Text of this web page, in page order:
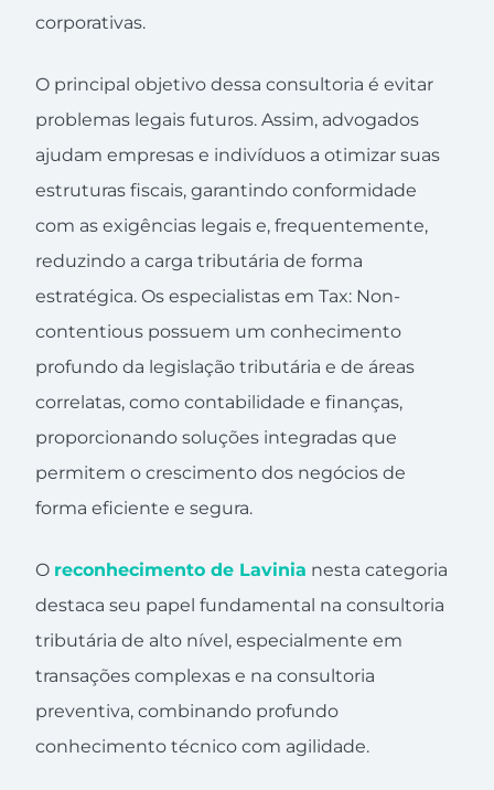
corporativas.
O principal objetivo dessa consultoria é evitar
problemas legais futuros. Assim, advogados
ajudam empresas e indivíduos a otimizar suas
estruturas fiscais, garantindo conformidade
com as exigências legais e, frequentemente,
reduzindo a carga tributária de forma
estratégica. Os especialistas em Tax: Non-
contentious possuem um conhecimento
profundo da legislação tributária e de áreas
correlatas, como contabilidade e finanças,
proporcionando soluções integradas que
permitem o crescimento dos negócios de
forma eficiente e segura.
O reconhecimento de Lavinia nesta categoria
destaca seu papel fundamental na consultoria
tributária de alto nível, especialmente em
transações complexas e na consultoria
preventiva, combinando profundo
conhecimento técnico com agilidade.